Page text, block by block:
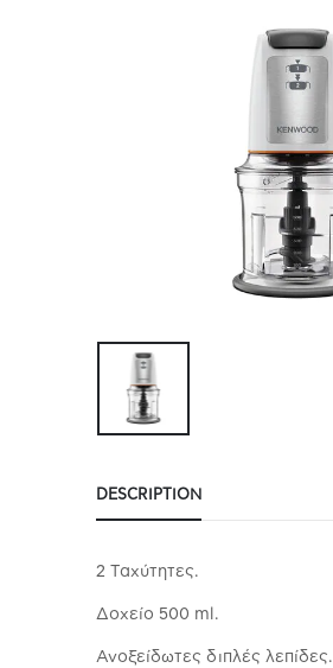
DESCRIPTION
2 Tαχύτητες.
Δοχείο 500 ml.
Ανοξείδωτες διπλές λεπίδες.